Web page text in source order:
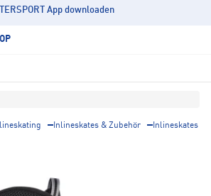
App downloaden
Inlineskates & Zubehör Inlineskates